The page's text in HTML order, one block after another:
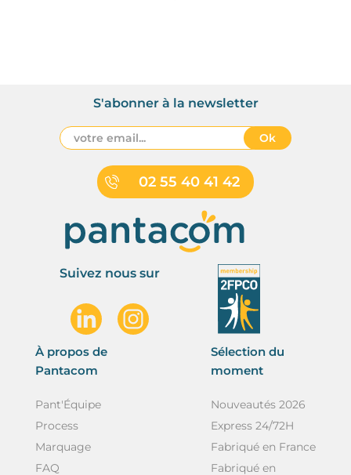
02 55 40 41 42
S'abonner à la newsletter
Ok
Suivez nous sur
À propos de
Pantacom
Pant'Équipe
Process
Marquage
FAQ
Sélection du
moment
Nouveautés 2026
Express 24/72H
Fabriqué en France
Fabriqué en